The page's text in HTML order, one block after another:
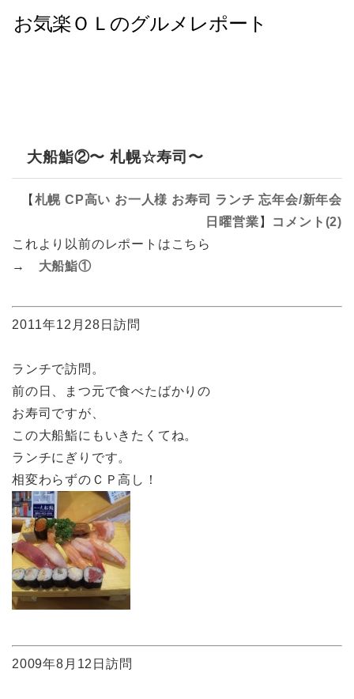
大船鮨②〜 札幌☆寿司〜
【 札幌 CP高い お一人様 お寿司 ランチ 忘年会/新年会
日曜営業 】 コメント(2)
これより以前のレポートはこちら
→ 大船鮨①
2011年12月28日訪問
ランチで訪問。
前の日、まつ元で食べたばかりの
お寿司ですが、
この大船鮨にもいきたくてね。
ランチにぎりです。
相変わらずのＣＰ高し！
2009年8月12日訪問